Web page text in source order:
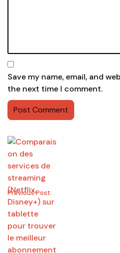
Save my name, email, and
the next time I comment.
Previous Post: